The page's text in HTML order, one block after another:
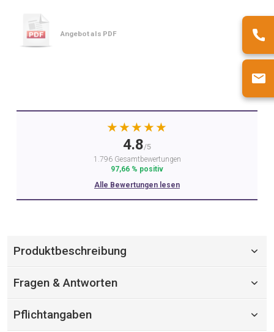
Angebot als PDF
★★★★★
4.8/5
1.796 Gesamtbewertungen
97,66 % positiv
Alle Bewertungen lesen
Produktbeschreibung
Fragen & Antworten
Pflichtangaben